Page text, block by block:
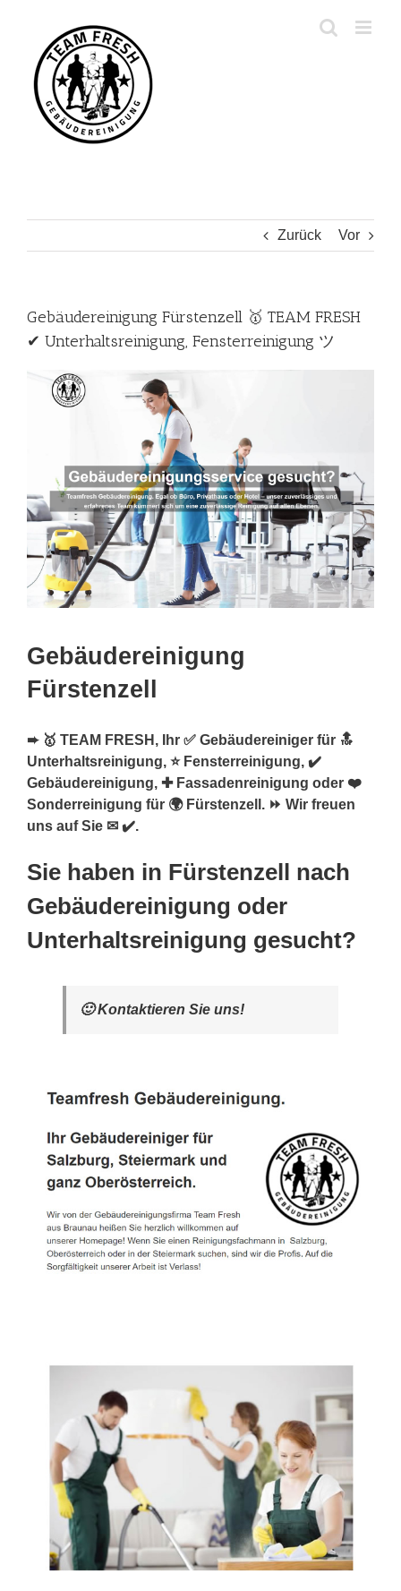
springen
Zurück Vor
Gebäudereinigung Fürstenzell 🥇 TEAM FRESH
✔ Unterhaltsreinigung, Fensterreinigung ツ
Gebäudereinigung
Fürstenzell
➨ 🥇 TEAM FRESH, Ihr ✅ Gebäudereiniger für 🔝
Unterhaltsreinigung, ⭐ Fensterreinigung, ✔️
Gebäudereinigung, ✚ Fassadenreinigung oder ❤️
Sonderreinigung für 🌍 Fürstenzell. ⏩ Wir freuen
uns auf Sie ✉ ✔️.
Sie haben in Fürstenzell nach
Gebäudereinigung oder
Unterhaltsreinigung gesucht?
🙂 Kontaktieren Sie uns!